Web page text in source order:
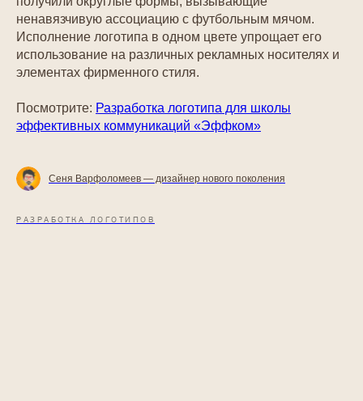
ненавязчивую ассоциацию с футбольным мячом.
Исполнение логотипа в одном цвете упрощает его
использование на различных рекламных носителях и
элементах фирменного стиля.
Посмотрите: Разработка логотипа для школы
эффективных коммуникаций «Эффком»
Сеня Варфоломеев — дизайнер нового поколения
РАЗРАБОТКА ЛОГОТИПОВ